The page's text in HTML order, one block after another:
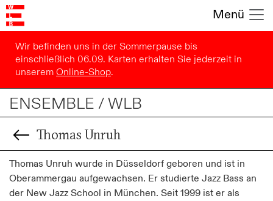
Menü
Wir befinden uns in der Sommerpause bis
einschließlich 06.09. Karten erhalten Sie jederzeit in
unseremOnline-Shop.
ENSEMBLE / WLB
Thomas Unruh
Thomas Unruh wurde in Düsseldorf geboren und ist in
Oberammergau aufgewachsen. Er studierte Jazz Bass an
der New Jazz School in München. Seit 1999 ist er als